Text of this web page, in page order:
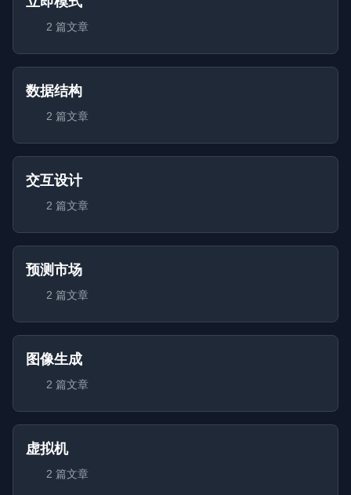
2 篇文章
数据结构
2 篇文章
交互设计
2 篇文章
预测市场
2 篇文章
图像生成
2 篇文章
虚拟机
2 篇文章